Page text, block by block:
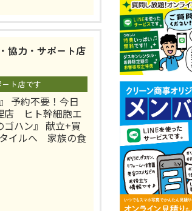
協力・サポート店
ト店です
予約不要！今日
店 ヒト幹細胞エ
ハン』 献立+買
イルへ 家族の食